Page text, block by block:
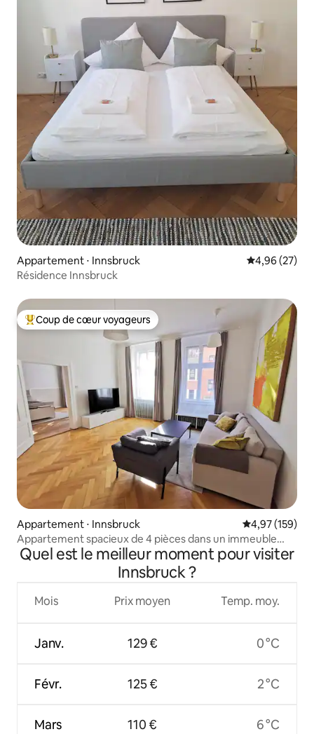
Appartement ⋅ Innsbruck Évaluation
4,96 (27)
Résidence Innsbruck
Coups de cœur voyageurs les plus appréciés
Coup de cœur voyageurs
Appartement ⋅ Innsbruck Évaluation
4,97 (159)
Appartement spacieux de 4 pièces dans un immeuble
ancien à Innsbruck
Quel est le meilleur moment pour visiter
Innsbruck ?
Mois
Janv.
Févr.
Mars
Prix moyen
129 €
125 €
110 €
Temp. moy.
0 °C
2 °C
6 °C